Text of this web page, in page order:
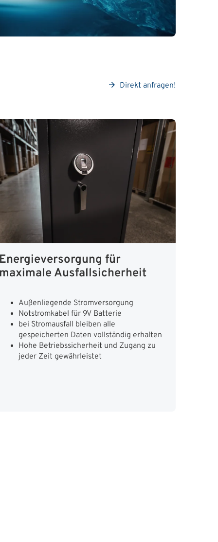
Direkt anfragen!
Energieversorgung für
maximale Ausfallsicherheit
Außenliegende Stromversorgung
Notstromkabel für 9V Batterie
bei Stromausfall bleiben alle
gespeicherten Daten vollständig erhalten
Hohe Betriebssicherheit und Zugang zu
jeder Zeit gewährleistet